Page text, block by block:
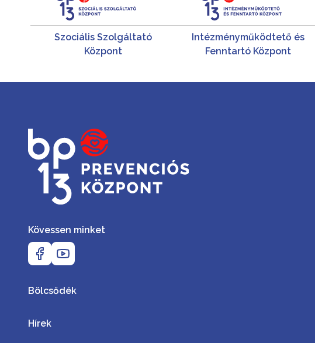
Szociális Szolgáltató
Központ
Intézményműködtető és
Fenntartó Központ
Kövessen minket
Bölcsődék
Hírek